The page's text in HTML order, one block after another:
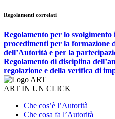
Regolamenti correlati
Regolamento per lo
procedimenti per la formazione
dell’Autorità e per la
Regolamento di disciplina
regolazione e della verifica di
ART IN UN CLICK
Che cos’è l’Autorità
Che cosa fa l’Autorità